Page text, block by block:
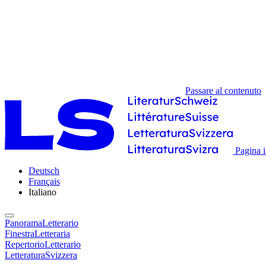
Passare al contenuto
Pagina
Deutsch
Français
Italiano
PanoramaLetterario
FinestraLetteraria
RepertorioLetterario
LetteraturaSvizzera